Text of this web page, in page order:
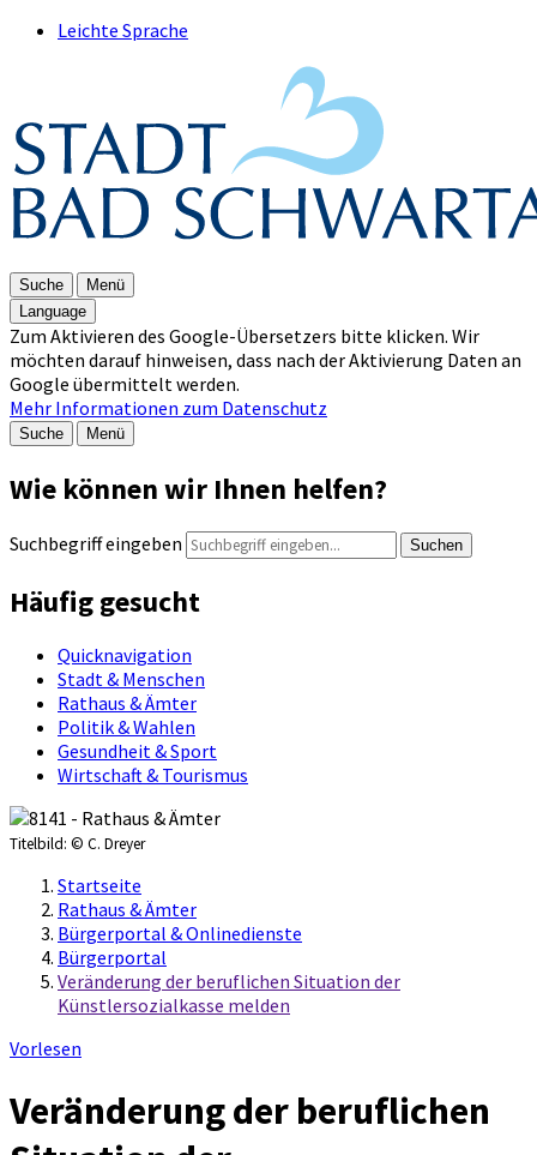
Leichte Sprache
Suche
Menü
Language
Zum Aktivieren des Google-Übersetzers bitte klicken. Wir
möchten darauf hinweisen, dass nach der Aktivierung Daten an
Google übermittelt werden.
Mehr Informationen zum Datenschutz
Suche Menü
Wie können wir Ihnen helfen?
Suchbegriff eingeben Suchen
Häufig gesucht
Quicknavigation
Stadt & Menschen
Rathaus & Ämter
Politik & Wahlen
Gesundheit & Sport
Wirtschaft & Tourismus
Titelbild: © C. Dreyer
Startseite
Rathaus & Ämter
Bürgerportal & Onlinedienste
Bürgerportal
Veränderung der beruflichen Situation der
Künstlersozialkasse melden
Vorlesen
Veränderung der beruflichen